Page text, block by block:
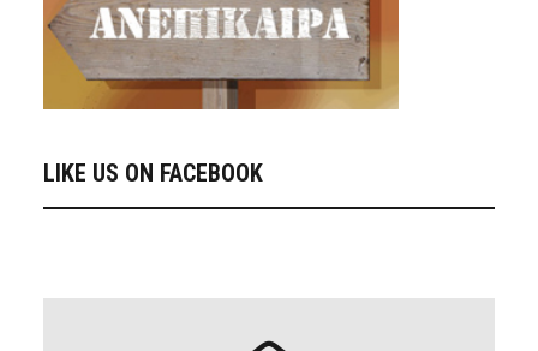
LIKE US ON FACEBOOK